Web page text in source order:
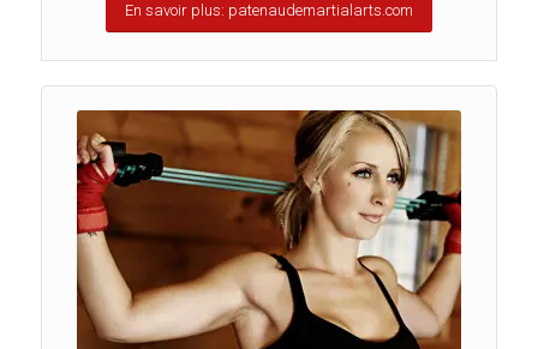
En savoir plus: patenaudemartialarts.com